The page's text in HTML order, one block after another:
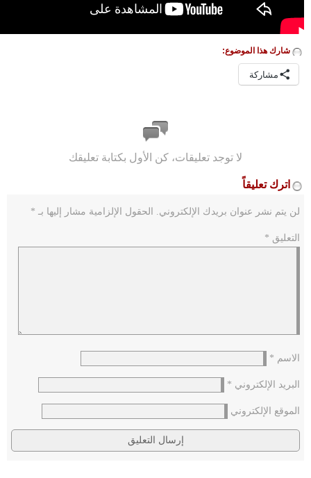
شارك هذا الموضوع:
مشاركة
لا توجد تعليقات، كن الأول بكتابة تعليقك
اترك تعليقاً
لن يتم نشر عنوان بريدك الإلكتروني. الحقول الإلزامية مشار إليها بـ *
التعليق *
الاسم *
البريد الإلكتروني *
الموقع الإلكتروني